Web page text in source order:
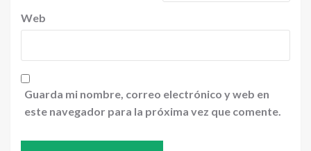
Web
Guarda mi nombre, correo electrónico y web en
este navegador para la próxima vez que comente.